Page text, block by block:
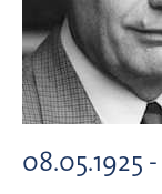
08.05.1925